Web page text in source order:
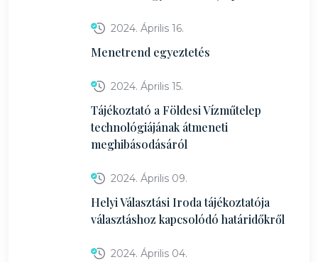
2024. Április 16.
Menetrend egyeztetés
2024. Április 15.
Tájékoztató a Földesi Vízműtelep
technológiájának átmeneti
meghibásodásáról
2024. Április 09.
Helyi Választási Iroda tájékoztatója
választáshoz kapcsolódó határidőkről
2024. Április 04.